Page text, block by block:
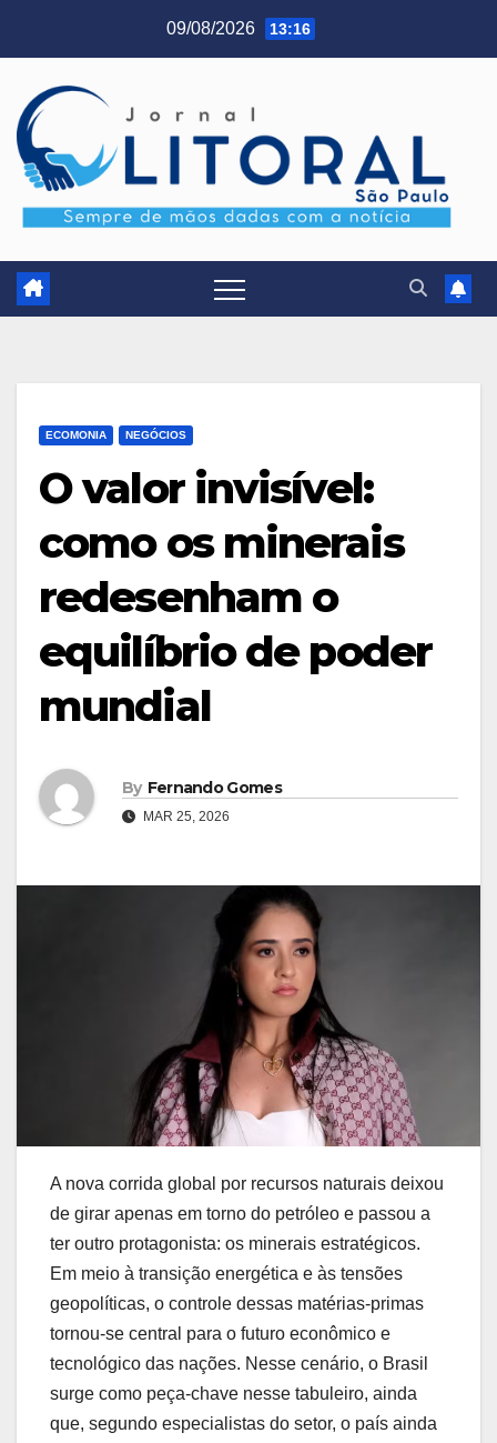
09/08/2026 13:16
ECOMONIA NEGÓCIOS
O valor invisível:
como os minerais
redesenham o
equilíbrio de poder
mundial
By Fernando Gomes
MAR 25, 2026
A nova corrida global por recursos naturais deixou
de girar apenas em torno do petróleo e passou a
ter outro protagonista: os minerais estratégicos.
Em meio à transição energética e às tensões
geopolíticas, o controle dessas matérias-primas
tornou-se central para o futuro econômico e
tecnológico das nações. Nesse cenário, o Brasil
surge como peça-chave nesse tabuleiro, ainda
que, segundo especialistas do setor, o país ainda